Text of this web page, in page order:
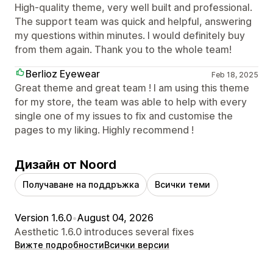
High-quality theme, very well built and professional.
The support team was quick and helpful, answering
my questions within minutes. I would definitely buy
from them again. Thank you to the whole team!
Berlioz Eyewear
Feb 18, 2025
Great theme and great team ! I am using this theme
for my store, the team was able to help with every
single one of my issues to fix and customise the
pages to my liking. Highly recommend !
Дизайн от Noord
Получаване на поддръжка Всички теми
Version 1.6.0•August 04, 2026
Aesthetic 1.6.0 introduces several fixes
Вижте подробностиВсички версии